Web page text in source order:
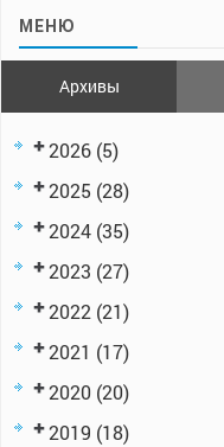
МЕНЮ
Архивы
2026 (5)
2025 (28)
2024 (35)
2023 (27)
2022 (21)
2021 (17)
2020 (20)
2019 (18)